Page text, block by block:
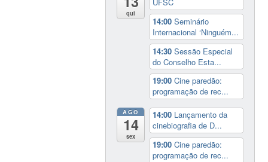
qui
14:00Seminário
Internacional ‘Ninguém...
14:30Sessão Especial
do Conselho Esta...
19:00Cine paredão:
programação de rec...
AGO
14
sex
14:00 Lançamento da
cinebiografia de D...
19:00Cine paredão:
programação de rec...